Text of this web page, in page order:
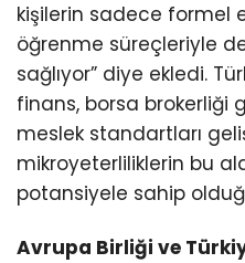
kişilerin sadece formel
öğrenme süreçleriyle
sağlıyor” diye ekledi.
finans, borsa brokerliği
meslek standartları
mikroyeterliliklerin bu
potansiyele sahip
Avrupa Birliği ve